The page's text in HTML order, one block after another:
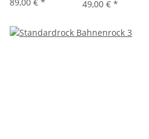
49,00 € *